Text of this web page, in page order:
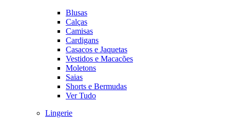
Blusas
Calças
Camisas
Cardigans
Casacos e Jaquetas
Vestidos e Macacões
Moletons
Saias
Shorts e Bermudas
Ver Tudo
Lingerie